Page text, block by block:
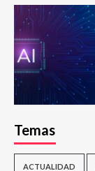
Temas
ACTUALIDAD